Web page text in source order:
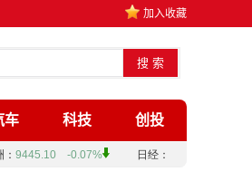
加入收藏
车 科技 创投